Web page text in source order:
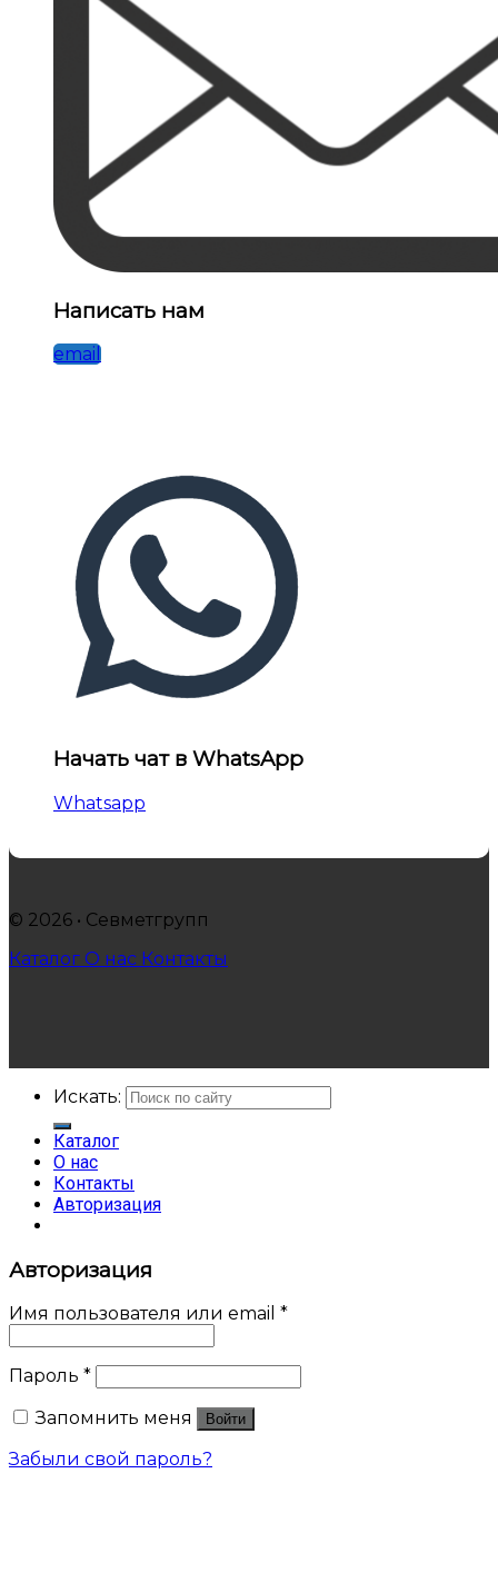
Написать нам
email
Начать чат в WhatsApp
Whatsapp
© 2026 • Севметгрупп
Каталог О нас Контакты
Искать:
Каталог
О нас
Контакты
Авторизация
Авторизация
Имя пользователя или email *
Пароль *
Запомнить меня
Войти
Забыли свой пароль?